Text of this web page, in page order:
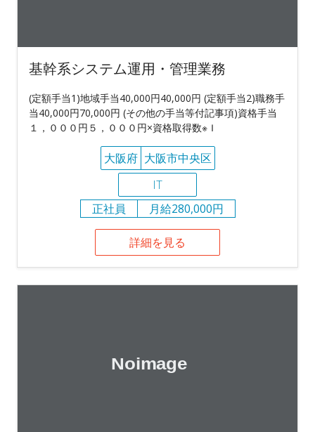
基幹系システム運用・管理業務
(定額手当1)地域手当40,000円40,000円 (定額手当2)職務手
当40,000円70,000円 (その他の手当等付記事項)資格手当
１，０００円５，０００円×資格取得数※Ｉ
大阪府 大阪市中央区
IT
正社員
月給280,000円
詳細を見る